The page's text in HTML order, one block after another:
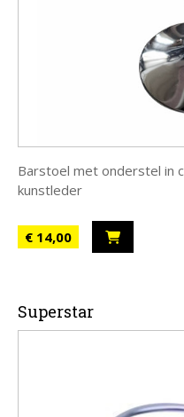
Barstoel met onderstel in
kunstleder
€ 14,00
Superstar